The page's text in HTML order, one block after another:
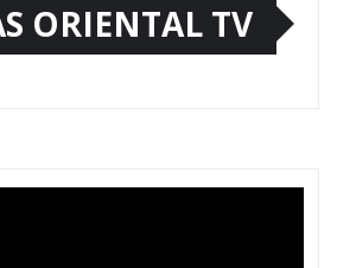
ORIENTAL TV